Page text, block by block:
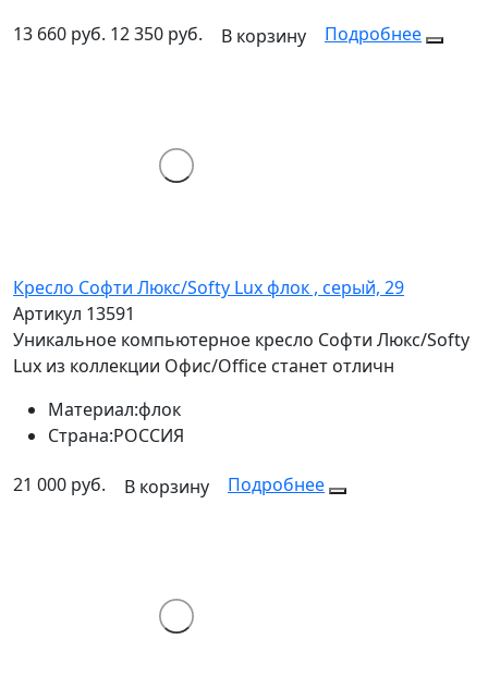
13 660 руб. 12 350 руб. В корзину Подробнее
Кресло Софти Люкс/Softy Lux флок , серый, 29
Артикул 13591
Уникальное компьютерное кресло Софти Люкс/Softy
Lux из коллекции Офис/Office станет отличн
Материал:флок
Страна:РОССИЯ
21 000 руб. В корзину Подробнее